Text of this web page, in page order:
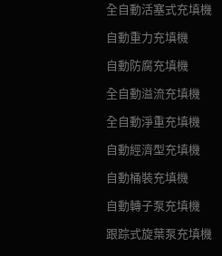
全自動活塞式充填機
自動重力充填機
自動防腐充填機
全自動溢流充填機
全自動淨重充填機
自動經濟型充填機
自動桶裝充填機
自動轉子泵充填機
跟踪式旋葉泵充填機